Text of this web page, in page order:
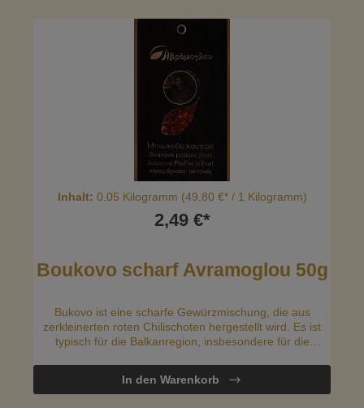
Inhalt: 0.05 Kilogramm (49,80 €* / 1 Kilogramm)
2,49 €*
Boukovo scharf Avramoglou 50g
Bukovo ist eine scharfe Gewürzmischung, die aus
zerkleinerten roten Chilischoten hergestellt wird. Es ist
typisch für die Balkanregion, insbesondere für die
verleihen und ist besonders beliebt für gegrilltes Fleisch,
In den Warenkorb